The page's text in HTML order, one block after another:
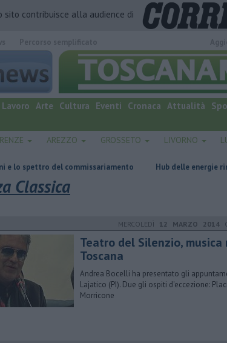
sito contribuisce alla audience di
Lavoro Arte Cultura Eventi Cronaca Attualità
AREZZO GROSSETO LIVORNO
del commissariamento Hub delle energie rinnovabili
Classica
MERCOLEDÌ 12 MARZO 2014
Teatro del Silenzio,
Toscana
Andrea Bocelli ha presentato gli
Lajatico (PI). Due gli ospiti d'eccezione:
Morricone